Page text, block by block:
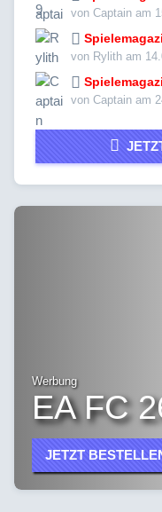
von Captain am
von Rylith am
von Captain am
Werbung
EA FC
JETZT